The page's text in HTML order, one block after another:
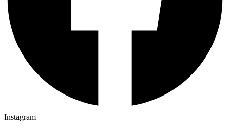
Instagram